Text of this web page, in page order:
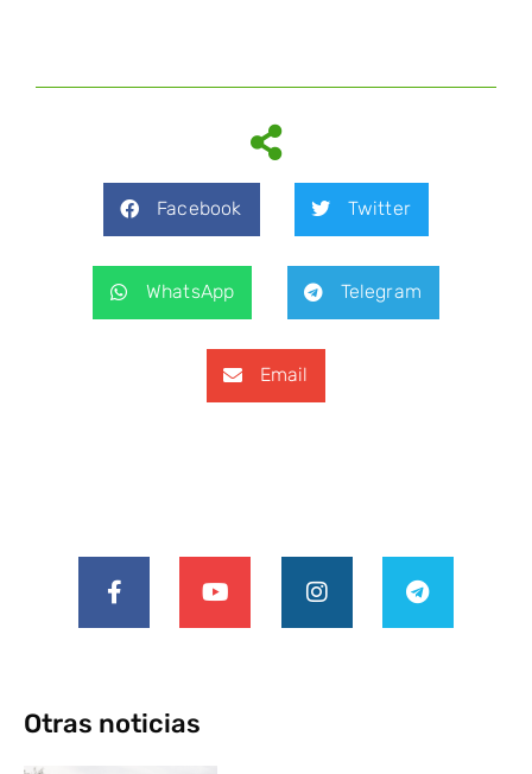
Facebook Twitter
WhatsApp Telegram
Email
Otras noticias